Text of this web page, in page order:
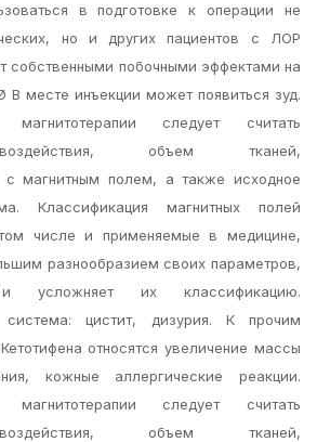
в подготовке к операции не
но и других пациентов с ЛОР
собственными побочными эффектами на
В месте инъекции может появиться зуд.
следует считать
объем тканей,
с магнитным полем, а также исходное
Классификация магнитных полей
числе и применяемые в медицине,
разнообразием своих параметров,
усложняет их классификацию.
система: цистит, дизурия. К прочим
относятся увеличение массы
кожные аллергические реакции.
следует считать
объем тканей,